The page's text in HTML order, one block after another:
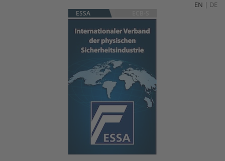
EN | DE
ESSA